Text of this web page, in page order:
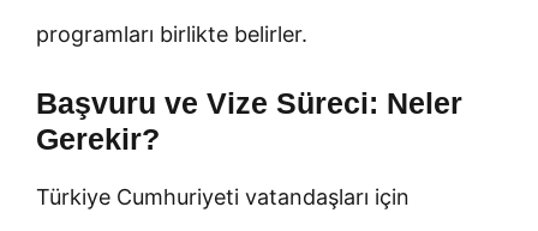
programları birlikte belirler.
Başvuru ve Vize Süreci: Neler
Gerekir?
Türkiye Cumhuriyeti vatandaşları için